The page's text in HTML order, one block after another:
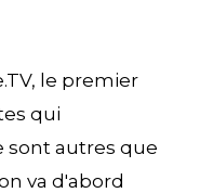
le premier
qui
sont autres que
va d'abord